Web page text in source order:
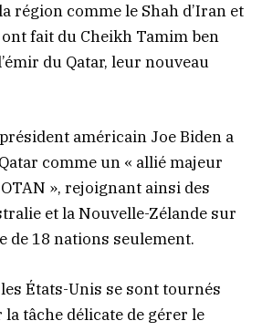
région comme le Shah d’Iran et
fait du Cheikh Tamim ben
du Qatar, leur nouveau
américain Joe Biden a
comme un « allié majeur
», rejoignant ainsi des
et la Nouvelle-Zélande sur
de 18 nations seulement.
États-Unis se sont tournés
tâche délicate de gérer le